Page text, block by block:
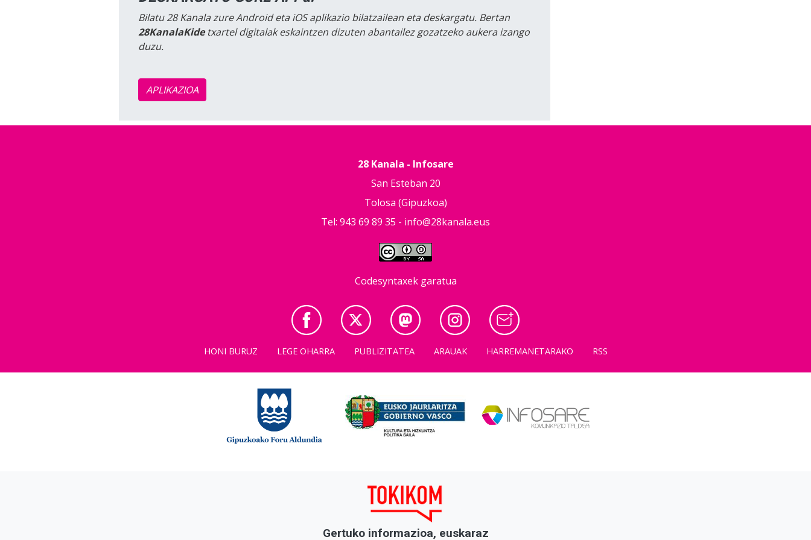
Bilatu 28 Kanala zure Android eta iOS aplikazio bilatzailean eta deskargatu. Bertan
28KanalaKidetxartel digitalak eskaintzen dizuten abantailez gozatzeko aukera izango
duzu.
APLIKAZIOA
28 Kanala - Infosare
San Esteban 20
Tolosa (Gipuzkoa)
Tel: 943 69 89 35 - info@28kanala.eus
Codesyntaxek garatua
HONI BURUZ LEGE OHARRA PUBLIZITATEA ARAUAK HARREMANETARAKO RSS
Gertuko informazioa, euskaraz